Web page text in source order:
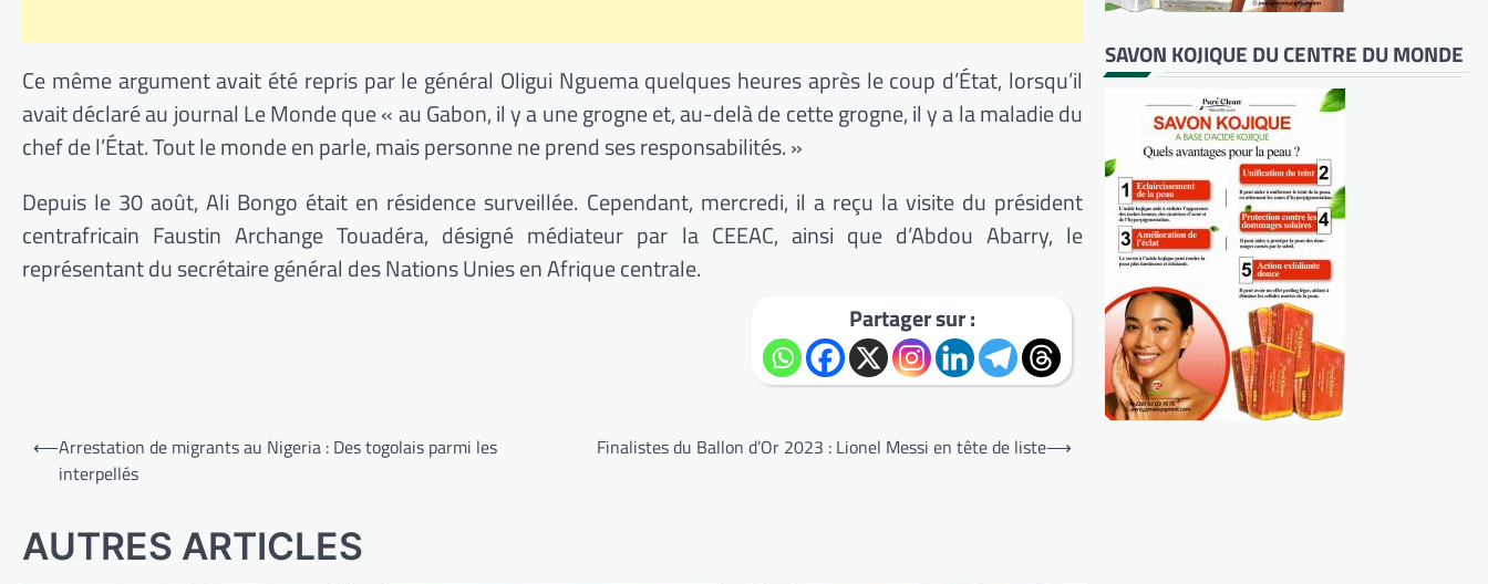
Ce même argument avait été repris par le général Oligui Nguema quelques heures après le coup d’État, lorsqu’il
avait déclaré au journal Le Monde que « au Gabon, il y a une grogne et, au-delà de cette grogne, il y a la maladie du
chef de l’État. Tout le monde en parle, mais personne ne prend ses responsabilités. »
Depuis le 30 août, Ali Bongo était en résidence surveillée. Cependant, mercredi, il a reçu la visite du président
centrafricain Faustin Archange Touadéra, désigné médiateur par la CEEAC, ainsi que d’Abdou Abarry, le
représentant du secrétaire général des Nations Unies en Afrique centrale.
Partager sur :
Navigation
⟵Arrestation de migrants au Nigeria : Des togolais parmi les
interpellés
Finalistes du Ballon d’Or 2023 : Lionel Messi en tête de liste⟶
AUTRES ARTICLES
SAVON KOJIQUE DU CENTRE DU MONDE